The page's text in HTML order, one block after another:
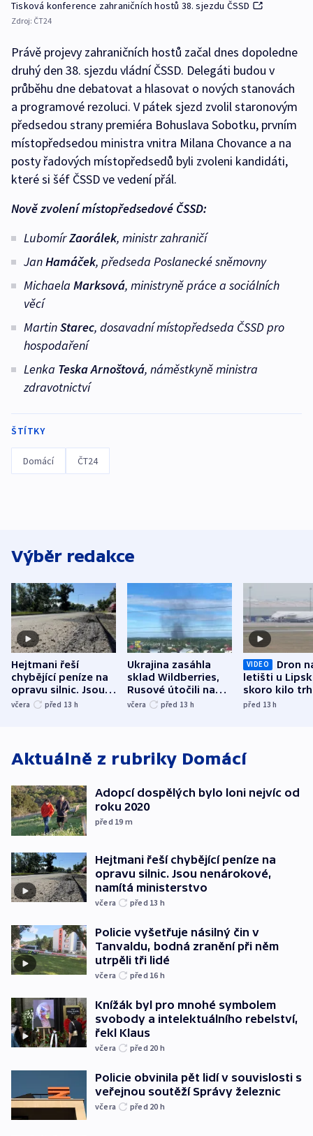
Tisková konference zahraničních hostů 38. sjezdu ČSSD
Zdroj: ČT24
Právě projevy zahraničních hostů začal dnes dopoledne
druhý den 38. sjezdu vládní ČSSD. Delegáti budou v
průběhu dne debatovat a hlasovat o nových stanovách
a programové rezoluci. V pátek sjezd zvolil staronovým
předsedou strany premiéra Bohuslava Sobotku, prvním
místopředsedou ministra vnitra Milana Chovance a na
posty řadových místopředsedů byli zvoleni kandidáti,
které si šéf ČSSD ve vedení přál.
Nově zvolení místopředsedové ČSSD:
LubomírZaorálek, ministr zahraničí
JanHamáček, předseda Poslanecké sněmovny
Michaela Marksová, ministryně práce a sociálních
věcí
MartinStarec, dosavadní místopředseda ČSSD pro
hospodaření
Lenka Teska Arnoštová, náměstkyně ministra
zdravotnictví
ŠTÍTKY
Domácí ČT24
Výběr redakce
Hejtmani řeší
chybějící peníze na
opravu silnic. Jsou
nenárokové, namítá
včera před 13 h
Ukrajina zasáhla
sklad Wildberries,
Rusové útočili na
trh, hasiče či
včera před 13 h
VIDEO
Dron
letišti u
skoro kilo
indicie
před 13h
Aktuálně z rubriky Domácí
Adopcí dospělých bylo loni nejvíc od
roku 2020
před 19 m
Hejtmani řeší chybějící peníze na
opravu silnic. Jsou nenárokové,
namítá ministerstvo
včera před 13 h
Policie vyšetřuje násilný čin v
Tanvaldu, bodná zranění při něm
utrpěli tři lidé
včera před 16 h
Knížák byl pro mnohé symbolem
svobody a intelektuálního rebelství,
řekl Klaus
včera před 20 h
Policie obvinila pět lidí v souvislosti s
veřejnou soutěží Správy železnic
včera před 20 h